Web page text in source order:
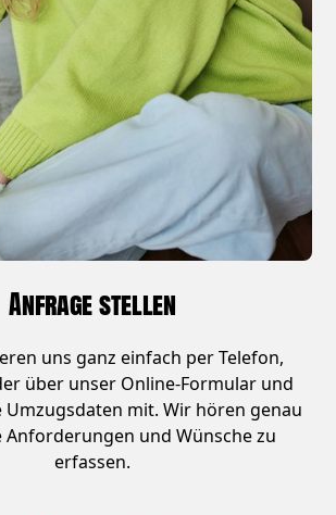
Anfrage stellen
uns ganz einfach per Telefon,
über unser Online-Formular und
mit. Wir hören genau
Anforderungen und Wünsche zu
erfassen.